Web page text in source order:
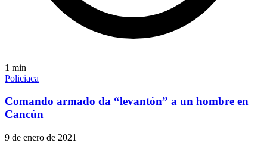
1 min
Policiaca
Comando armado da “levantón” a un hombre en
Cancún
9 de enero de 2021